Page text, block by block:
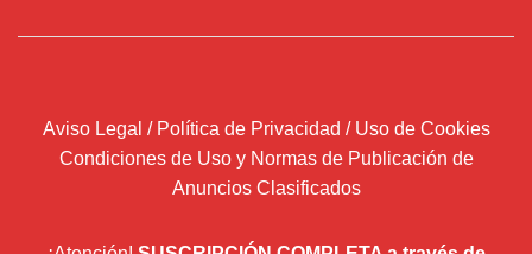
Aviso Legal / Política de Privacidad / Uso de Cookies
Condiciones de Uso y Normas de Publicación de
Anuncios Clasificados